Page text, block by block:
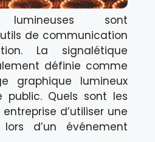
sont
de communication
La signalétique
définie comme
graphique lumineux
Quels sont les
d’utiliser une
d’un événement